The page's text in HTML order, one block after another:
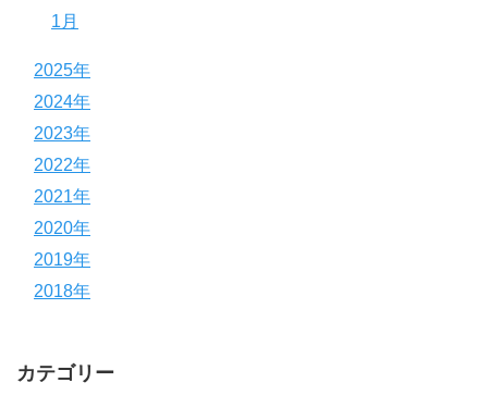
1月
2025年
2024年
2023年
2022年
2021年
2020年
2019年
2018年
カテゴリー